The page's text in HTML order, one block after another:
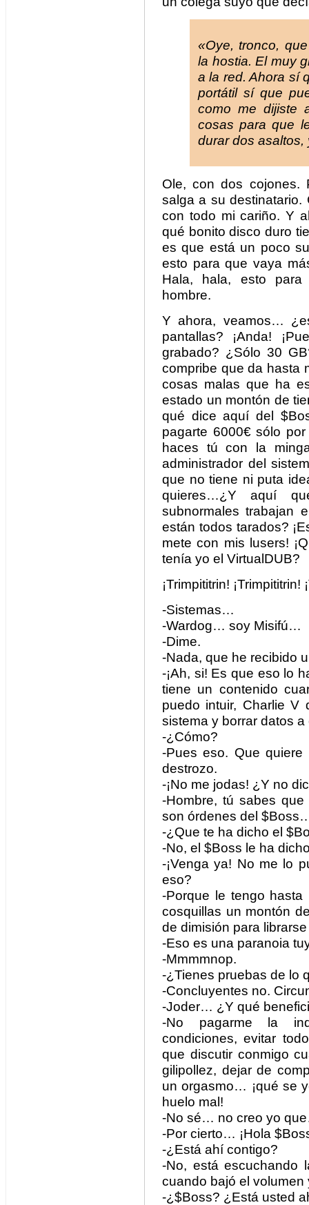
«Oye, tronco,
la hostia. El muy
a la red. Ahora sí
portátil sí que
como me dijiste
cosas para que
durar dos asaltos,
Ole, con dos cojones.
salga a su destinatario.
con todo mi cariño. Y
qué bonito disco duro
es que está un poco
esto para que vaya
Hala, hala, esto
hombre.
Y ahora, veamos…
pantallas? ¡Anda!
grabado? ¿Sólo 30
compribe que da hasta
cosas malas que ha
estado un montón de
qué dice aquí del
pagarte 6000€ sólo
haces tú con la
administrador del
que no tiene ni puta
quieres…¿Y aquí
subnormales trabajan
están todos tarados?
mete con mis lusers!
tenía yo el VirtualDUB?
¡Trimpititrin! ¡Trimpititrin!
-Sistemas…
-Wardog… soy Misifú…
-Dime.
-Nada, que he recibido
-¡Ah, si! Es que eso lo
tiene un contenido
puedo intuir, Charlie V
sistema y borrar datos
-¿Cómo?
-Pues eso. Que
destrozo.
-¡No me jodas! ¿Y no
-Hombre, tú sabes
son órdenes del
-¿Que te ha dicho el
-No, el $Boss le ha
-¡Venga ya! No me lo
eso?
-Porque le tengo
cosquillas un montón
de dimisión para
-Eso es una paranoia
-Mmmmnop.
-¿Tienes pruebas de lo
-Concluyentes no.
-Joder… ¿Y qué
-No pagarme la
condiciones, evitar
que discutir conmigo
gilipollez, dejar de
un orgasmo… ¡qué se
huelo mal!
-No sé… no creo yo
-Por cierto… ¡Hola
-¿Está ahí contigo?
-No, está escuchando
cuando bajó el volumen
-¿$Boss? ¿Está usted